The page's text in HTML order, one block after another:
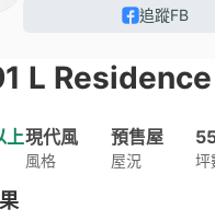
追蹤FB
L Residence
上現代風
風格
預售屋
屋況 坪